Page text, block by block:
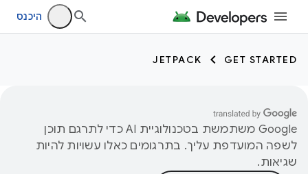
היכנס
GET STARTED
JETPACK
‫Google משתמשת בטכנולוגיית AI כדי לתרגם תוכן
לשפה המועדפת עליך. בתרגומים כאלו עשויות להיות
שגיאות.